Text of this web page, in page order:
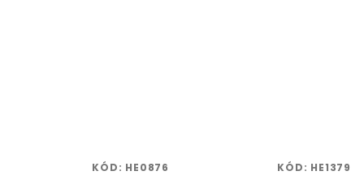
KÓD: HE0876 KÓD: HE1379